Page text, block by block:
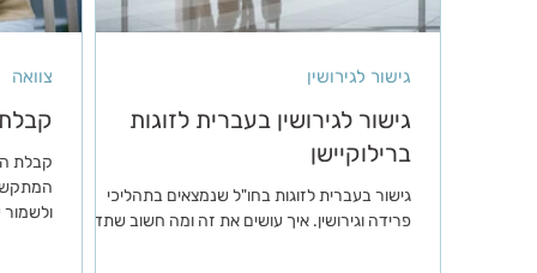
גישור לגירושין בעברית לזוגות
ברילוקיישן
גישור בעברית לזוגות בחו"ל שנמצאים בתהליכי
פרידה וגירושין. איך עושים את זה ומה חשוב שתדעו
גישור לגירושין
קבלת
צוואה